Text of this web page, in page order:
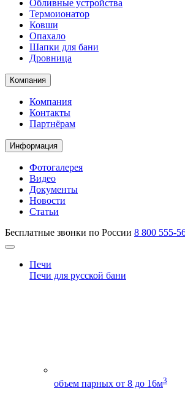
Обливные устройства
Термоионатор
Ковши
Опахало
Шапки для бани
Дровница
Компания
Компания
Контакты
Партнёрам
Информация
Фотогалерея
Видео
Документы
Новости
Статьи
Бесплатные звонки по России 8 800 555-
Печи
Печи для русской бани
объем парных от 8 до 16м3